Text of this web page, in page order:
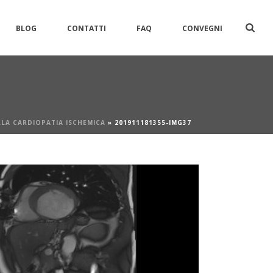
BLOG CONTATTI FAQ CONVEGNI
CARDIOPATIA ISCHEMICA » 201911181355-IMG37